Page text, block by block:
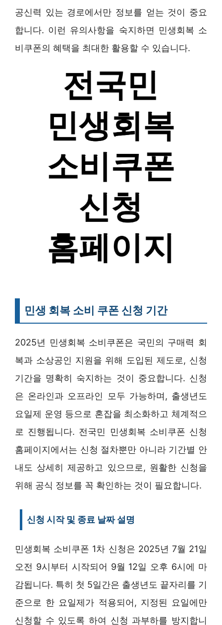
공신력 있는 경로에서만 정보를 얻는 것이 중요
합니다. 이런 유의사항을 숙지하면 민생회복 소
비쿠폰의 혜택을 최대한 활용할 수 있습니다.
민생 회복 소비 쿠폰 신청 기간
2025년 민생회복 소비쿠폰은 국민의 구매력 회
복과 소상공인 지원을 위해 도입된 제도로, 신청
기간을 명확히 숙지하는 것이 중요합니다. 신청
은 온라인과 오프라인 모두 가능하며, 출생년도
요일제 운영 등으로 혼잡을 최소화하고 체계적으
로 진행됩니다. 전국민 민생회복 소비쿠폰 신청
홈페이지에서는 신청 절차뿐만 아니라 기간별 안
내도 상세히 제공하고 있으므로, 원활한 신청을
위해 공식 정보를 꼭 확인하는 것이 필요합니다.
신청 시작 및 종료 날짜 설명
민생회복 소비쿠폰 1차 신청은 2025년 7월 21일
오전 9시부터 시작되어 9월 12일 오후 6시에 마
감됩니다. 특히 첫 5일간은 출생년도 끝자리를 기
준으로 한 요일제가 적용되어, 지정된 요일에만
신청할 수 있도록 하여 신청 과부하를 방지합니